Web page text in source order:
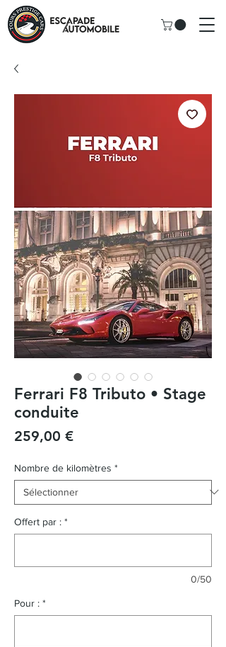
Ferrari F8 Tributo • Stage
conduite
259,00 €Prix
Nombre de kilomètres *
Offert par : *
0/50
Pour : *